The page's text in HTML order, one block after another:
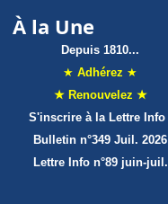
À la Une
Depuis 1810...
★ Adhérez ★
★ Renouvelez ★
S'inscrire à la Lettre Info
Bulletin n°349 Juil. 2026
Lettre Infon°89 juin-juil.